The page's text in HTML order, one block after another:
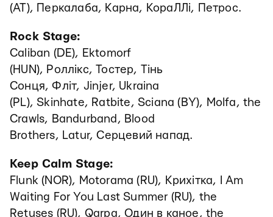
(AT), Перкалаба, Карна, КораЛЛі, Петрос.
Rock Stage:
Caliban (DE), Ektomorf
(HUN), Роллікс, Тостер, Тінь
Сонця, Фліт, Jinjer, Ukraina
(PL), Skinhate, Ratbite, Sciana (BY), Molfa, the
Crawls, Bandurband, Blood
Brothers, Latur, Серцевий напад.
Keep Calm Stage:
Flunk (NOR), Motorama (RU), Крихітка, I Am
Waiting For You Last Summer (RU), the
Retuses (RU), Qarpa, Один в каное, the